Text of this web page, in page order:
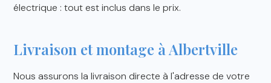
électrique : tout est inclus dans le prix.
Livraison et montage à Albertville
Nous assurons la livraison directe à l'adresse de votre